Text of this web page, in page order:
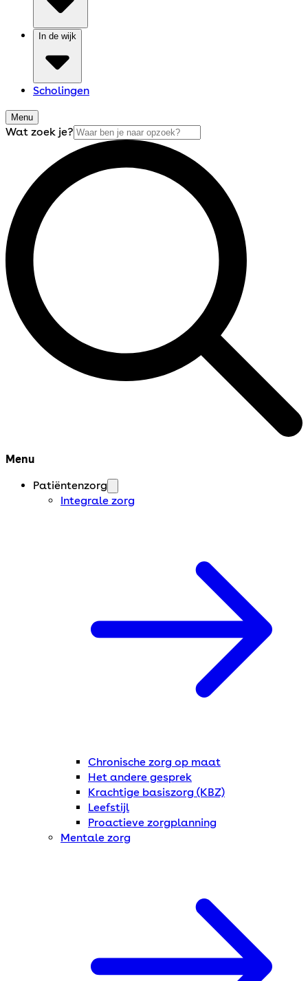
In de wijk
Scholingen
Menu
Wat zoek je?
Menu
Patiëntenzorg
Integrale zorg
Chronische zorg op maat
Het andere gesprek
Krachtige basiszorg (KBZ)
Leefstijl
Proactieve zorgplanning
Mentale zorg